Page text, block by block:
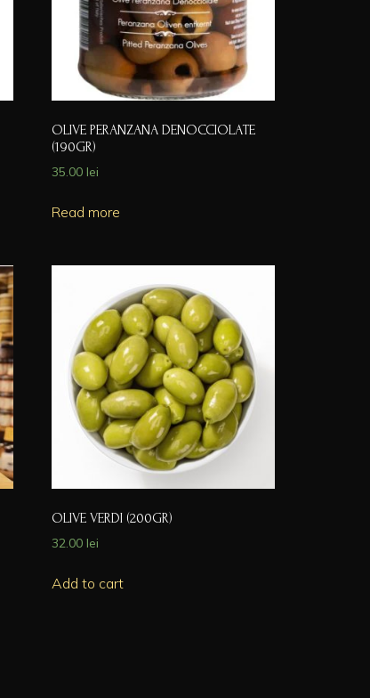
OLIVE PERANZANA DENOCCIOLATE
(190GR)
35.00lei
Read more
OLIVE VERDI (200GR)
32.00lei
Add to cart